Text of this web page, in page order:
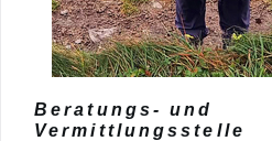
Beratungs- und
Vermittlungsstelle